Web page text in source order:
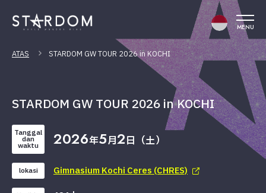
MENU
ATAS STARDOM GW TOUR 2026 in KOCHI
STARDOM GW TOUR 2026 in KOCHI
Tanggal
dan
waktu 2026年5月2日（土）
lokasi Gimnasium Kochi Ceres (CHRES)